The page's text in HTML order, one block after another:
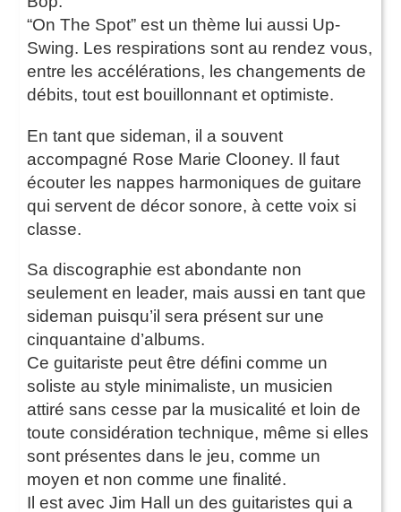
“On The Spot” est un thème lui aussi Up-
Swing. Les respirations sont au rendez vous,
entre les accélérations, les changements de
débits, tout est bouillonnant et optimiste.
En tant que sideman, il a souvent
accompagné Rose Marie Clooney. Il faut
écouter les nappes harmoniques de guitare
qui servent de décor sonore, à cette voix si
classe.
Sa discographie est abondante non
seulement en leader, mais aussi en tant que
sideman puisqu’il sera présent sur une
cinquantaine d’albums.
Ce guitariste peut être défini comme un
soliste au style minimaliste, un musicien
attiré sans cesse par la musicalité et loin de
toute considération technique, même si elles
sont présentes dans le jeu, comme un
moyen et non comme une finalité.
Il est avec Jim Hall un des guitaristes qui a